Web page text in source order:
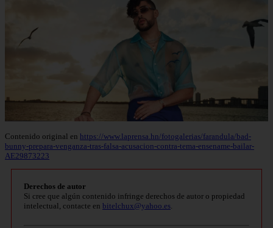
Contenido original en https://www.laprensa.hn/fotogalerias/farandula/bad-
bunny-prepara-venganza-tras-falsa-acusacion-contra-tema-ensename-bailar-
AE29873223
Derechos de autor
Si cree que algún contenido infringe derechos de autor o propiedad
intelectual, contacte en bitelchux@yahoo.es.